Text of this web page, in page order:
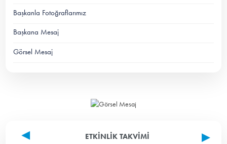
Başkanla Fotoğraflarımız
Başkana Mesaj
Görsel Mesaj
ETKINLIK TAKVIMI